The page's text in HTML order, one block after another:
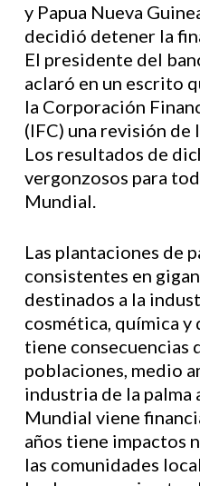
y Papua Nueva
decidió detener la
El presidente del
aclaró en un escrito
la Corporación
(IFC) una revisión de
Los resultados de
vergonzosos para
Mundial.
Las plantaciones de
consistentes en
destinados a la
cosmética, química
tiene consecuencias
poblaciones, medio
industria de la palma
Mundial viene
años tiene impactos
las comunidades